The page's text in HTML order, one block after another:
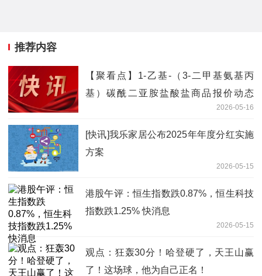
推荐内容
【聚看点】1-乙基-（3-二甲基氨基丙
基）碳酰二亚胺盐酸盐商品报价动态
2026-05-16
[快讯]我乐家居公布2025年年度分红实施
方案
2026-05-15
港股午评：恒生指数跌0.87%，恒生科技
指数跌1.25% 快消息
2026-05-15
观点：狂轰30分！哈登硬了，天王山赢
了！这场球，他为自己正名！